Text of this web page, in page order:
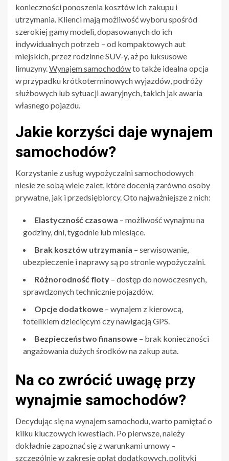
konieczności ponoszenia kosztów ich zakupu i
utrzymania. Klienci mają możliwość wyboru spośród
szerokiej gamy modeli, dopasowanych do ich
indywidualnych potrzeb – od kompaktowych aut
miejskich, przez rodzinne SUV-y, aż po luksusowe
limuzyny. Wynajem samochodówto także idealna opcja
w przypadku krótkoterminowych wyjazdów, podróży
służbowych lub sytuacji awaryjnych, takich jak awaria
własnego pojazdu.
Jakie korzyści daje wynajem
samochodów?
Korzystanie z usług wypożyczalni samochodowych
niesie ze sobą wiele zalet, które docenią zarówno osoby
prywatne, jak i przedsiębiorcy. Oto najważniejsze z nich:
Elastyczność czasowa – możliwość wynajmu na
godziny, dni, tygodnie lub miesiące.
Brak kosztów utrzymania – serwisowanie,
ubezpieczenie i naprawy są po stronie wypożyczalni.
Różnorodność floty – dostęp do nowoczesnych,
sprawdzonych technicznie pojazdów.
Opcje dodatkowe – wynajem z kierowcą,
fotelikiem dziecięcym czy nawigacją GPS.
Bezpieczeństwo finansowe – brak konieczności
angażowania dużych środków na zakup auta.
Na co zwrócić uwagę przy
wynajmie samochodów?
Decydując się na wynajem samochodu, warto pamiętać o
kilku kluczowych kwestiach. Po pierwsze, należy
dokładnie zapoznać się z warunkami umowy –
szczególnie w zakresie opłat dodatkowych, polityki